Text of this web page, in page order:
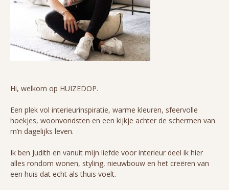
Hi, welkom op HUIZEDOP.
Een plek vol interieurinspiratie, warme kleuren, sfeervolle
hoekjes, woonvondsten en een kijkje achter de schermen van
m’n dagelijks leven.
Ik ben Judith en vanuit mijn liefde voor interieur deel ik hier
alles rondom wonen, styling, nieuwbouw en het creëren van
een huis dat echt als thuis voelt.